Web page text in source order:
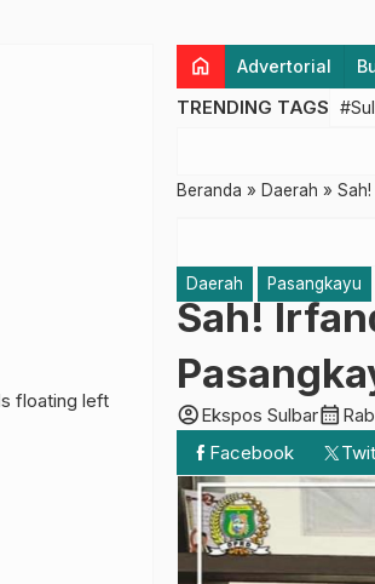
home Advertorial
TRENDING TAGS
Beranda » Daerah »
Daerah Pasangkayu
Sah!
account_circleEkspos Sulbarcalendar_month
Facebook